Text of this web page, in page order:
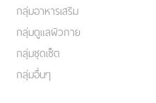
กลุ่มอาหารเสริม
กลุ่มดูแลผิวกาย
กลุ่มชุดเซ็ต
กลุ่มอื่นๆ